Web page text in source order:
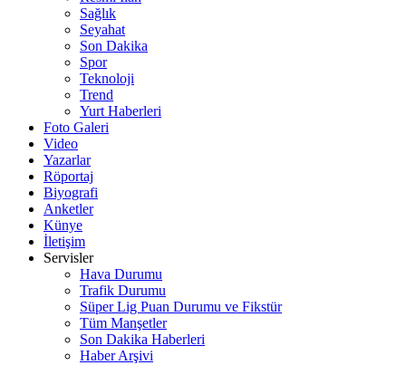
Sağlık
Seyahat
Son Dakika
Spor
Teknoloji
Trend
Yurt Haberleri
Foto Galeri
Video
Yazarlar
Röportaj
Biyografi
Anketler
Künye
İletişim
Servisler
Hava Durumu
Trafik Durumu
Süper Lig Puan Durumu ve Fikstür
Tüm Manşetler
Son Dakika Haberleri
Haber Arşivi